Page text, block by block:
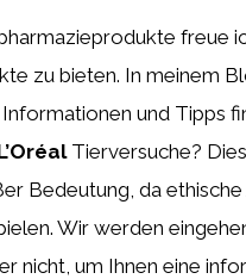
freue
zu bieten. In meinem
und Tipps
Tierversuche?
Bedeutung, da
Wir werden
nicht, um Ihnen eine